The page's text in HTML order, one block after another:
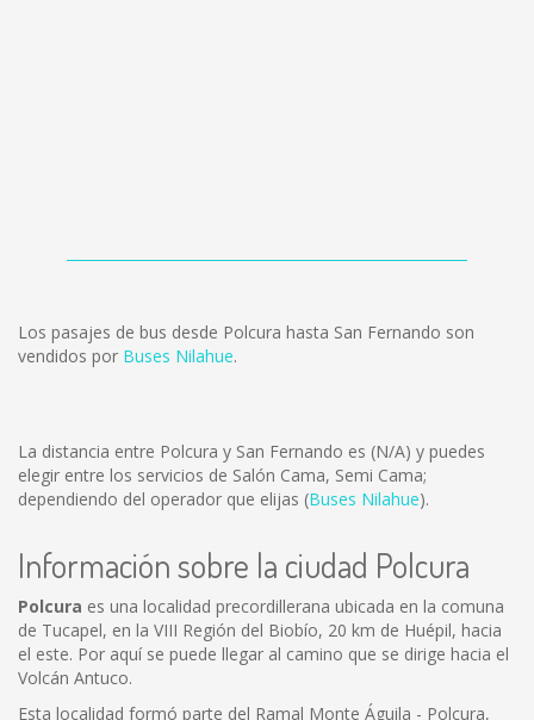
Los pasajes de bus desde Polcura hasta San Fernando son
vendidos por Buses Nilahue.
La distancia entre Polcura y San Fernando es (N/A) y puedes
elegir entre los servicios de Salón Cama, Semi Cama;
dependiendo del operador que elijas (Buses Nilahue).
Información sobre la ciudad Polcura
Polcura es una localidad precordillerana ubicada en la comuna
de Tucapel, en la VIII Región del Biobío, 20 km de Huépil, hacia
el este. Por aquí se puede llegar al camino que se dirige hacia el
Volcán Antuco.
Esta localidad formó parte del Ramal Monte Águila - Polcura,